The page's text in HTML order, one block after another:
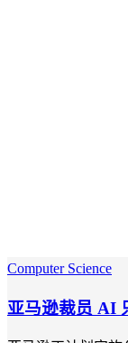
Computer Science
亚马逊裁员 AI